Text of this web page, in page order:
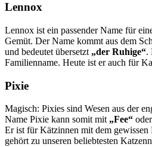
Lennox
Lennox ist ein passender Name für
Gemüt. Der Name kommt aus dem
und bedeutet übersetzt „der Ruhige“.
Familienname. Heute ist er auch für
Pixie
Magisch: Pixies sind Wesen aus der
Name Pixie kann somit mit „Fee“ oder
Er ist für Kätzinnen mit dem
gehört zu unseren beliebtesten